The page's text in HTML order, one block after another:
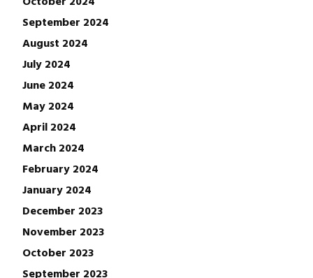
September 2024
August 2024
July 2024
June 2024
May 2024
April 2024
March 2024
February 2024
January 2024
December 2023
November 2023
October 2023
September 2023